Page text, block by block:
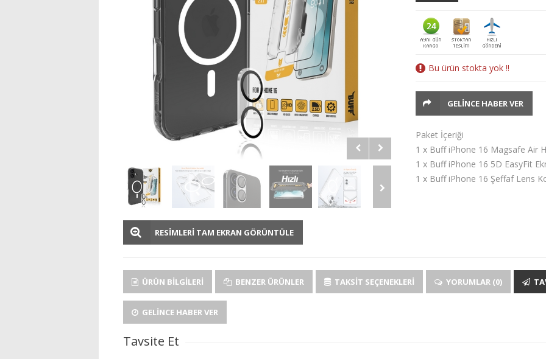
RESİMLERİ TAM EKRAN GÖRÜNTÜLE
Bu ürün stokta yok !!
GELINCE HABER VER
Paket İçeriği
1 x Buff iPhone 16 Magsafe Air
1 x Buff iPhone 16 5D EasyFit
1 x Buff iPhone 16 Şeffaf Lens
ÜRÜN BILGILERI BENZER ÜRÜNLER TAKSIT SEÇENEKLERI YORUMLAR (0)
GELINCE HABER VER
Tavsite Et